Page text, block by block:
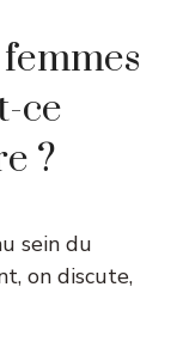
ce
?
sein du
on discute,